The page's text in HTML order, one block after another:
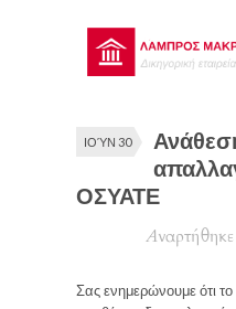
ΙΟΎΝ 30
ΟΣΥΑΤΕ
Σας ενημερώνουμε ότι